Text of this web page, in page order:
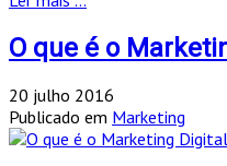
O que é o
20 julho 2016
Publicado em Marketing